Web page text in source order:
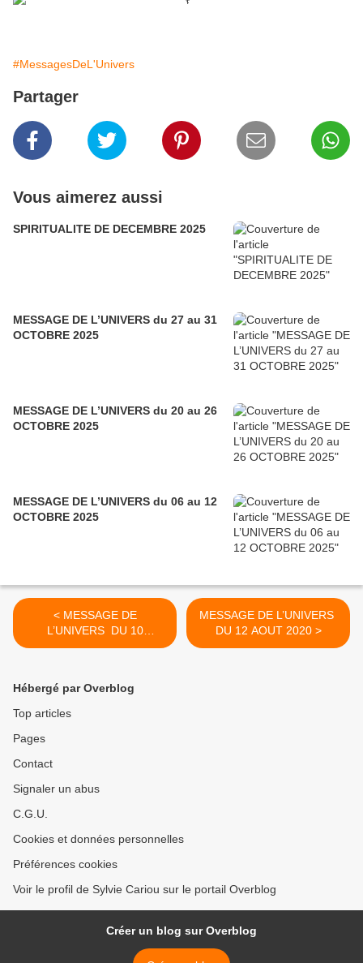
#MessagesDeL'Univers
Partager
Vous aimerez aussi
SPIRITUALITE DE DECEMBRE 2025
MESSAGE DE L’UNIVERS du 27 au 31
OCTOBRE 2025
MESSAGE DE L’UNIVERS du 20 au 26
OCTOBRE 2025
MESSAGE DE L’UNIVERS du 06 au 12
OCTOBRE 2025
< MESSAGE DE
L’UNIVERS DU 10
AOUT 2020
MESSAGE DE L’UNIVERS
DU 12 AOUT 2020 >
Hébergé par Overblog
Top articles
Pages
Contact
Signaler un abus
C.G.U.
Cookies et données personnelles
Préférences cookies
Voir le profil de Sylvie Cariou sur le portail Overblog
Créer un blog sur Overblog